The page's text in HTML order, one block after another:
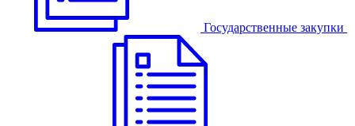
Государственные закупки